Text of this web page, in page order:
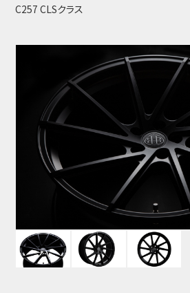
C257 CLSクラス